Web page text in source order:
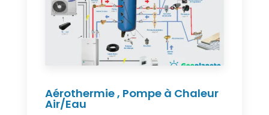
Aérothermie , Pompe à Chaleur
Air/Eau